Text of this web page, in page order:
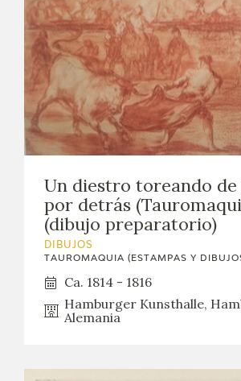
Un diestro toreando
por detrás
(dibujo preparatorio)
DIBUJOS
TAUROMAQUIA (ESTAMPAS Y
Ca. 1814 - 1816
Hamburger Kunsthalle,
Alemania